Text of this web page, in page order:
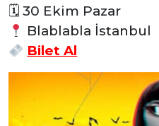
🗓 30 Ekim Pazar
Blablabla İstanbul
Bilet Al